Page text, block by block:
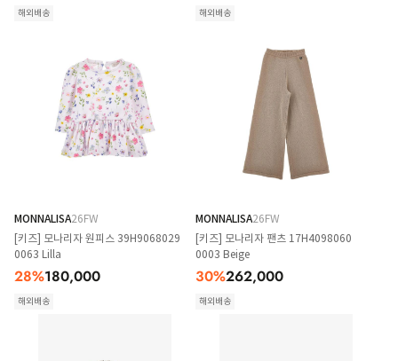
해외배송 해외배송
MONNALISA26FW
[키즈] 모나리자 원피스 39H9068029
0063 Lilla
28%180,000
해외배송
MONNALISA26FW
[키즈] 모나리자 팬츠 17H4098060
0003 Beige
30%262,000
해외배송